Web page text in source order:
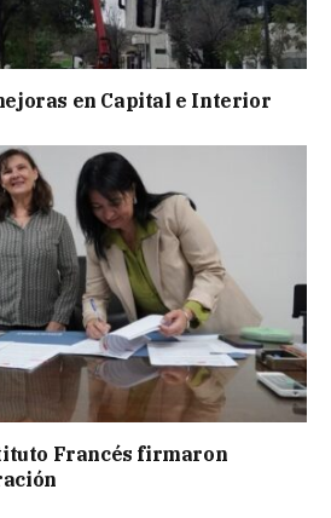
en Capital e Interior
Francés firmaron